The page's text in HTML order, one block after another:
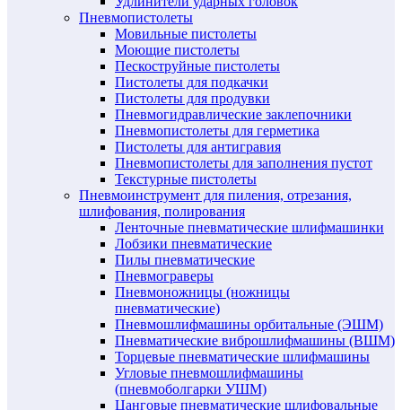
Пневмопистолеты
Мовильные пистолеты
Моющие пистолеты
Пескоструйные пистолеты
Пистолеты для подкачки
Пистолеты для продувки
Пневмогидравлические заклепочники
Пневмопистолеты для герметика
Пистолеты для антигравия
Пневмопистолеты для заполнения пустот
Текстурные пистолеты
Пневмоинструмент для пиления, отрезания,
шлифования, полирования
Ленточные пневматические шлифмашинки
Лобзики пневматические
Пилы пневматические
Пневмограверы
Пневмоножницы (ножницы
пневматические)
Пневмошлифмашины орбитальные (ЭШМ)
Пневматические виброшлифмашины (ВШМ)
Торцевые пневматические шлифмашины
Угловые пневмошлифмашины
(пневмоболгарки УШМ)
Цанговые пневматические шлифовальные